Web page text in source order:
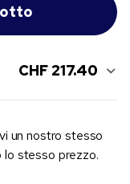
CHF 217.40
un nostro stesso
stesso prezzo.